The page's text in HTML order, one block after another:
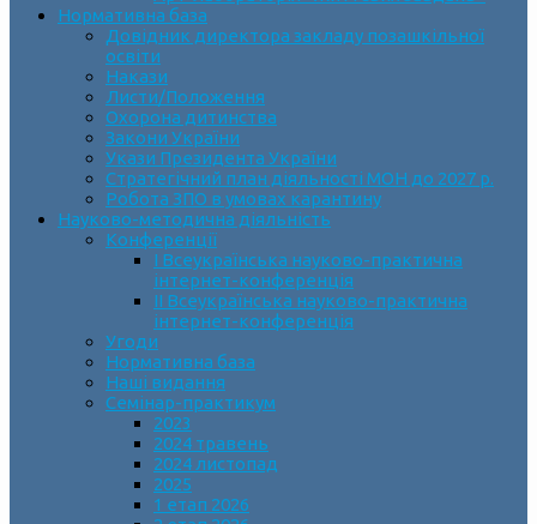
Нормативна база
Довідник директора закладу позашкільної
освіти
Накази
Листи/Положення
Охорона дитинства
Закони України
Укази Президента України
Стратегічний план діяльності МОН до 2027 р.
Робота ЗПО в умовах карантину
Науково-методична діяльність
Конференції
І Всеукраїнська науково-практична
інтернет-конференція
ІІ Всеукраїнська науково-практична
інтернет-конференція
Угоди
Нормативна база
Наші видання
Семінар-практикум
2023
2024 травень
2024 листопад
2025
1 етап 2026